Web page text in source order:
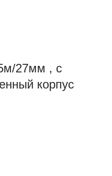
27мм , с
корпус